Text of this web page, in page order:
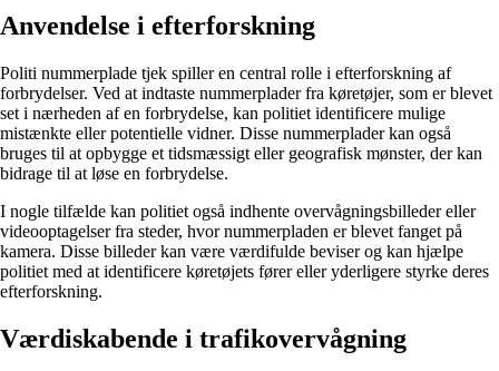
Anvendelse i efterforskning
Politi nummerplade tjek spiller en central rolle i efterforskning af
forbrydelser. Ved at indtaste nummerplader fra køretøjer, som er blevet
set i nærheden af en forbrydelse, kan politiet identificere mulige
mistænkte eller potentielle vidner. Disse nummerplader kan også
bruges til at opbygge et tidsmæssigt eller geografisk mønster, der kan
bidrage til at løse en forbrydelse.
I nogle tilfælde kan politiet også indhente overvågningsbilleder eller
videooptagelser fra steder, hvor nummerpladen er blevet fanget på
kamera. Disse billeder kan være værdifulde beviser og kan hjælpe
politiet med at identificere køretøjets fører eller yderligere styrke deres
efterforskning.
Værdiskabende i trafikovervågning